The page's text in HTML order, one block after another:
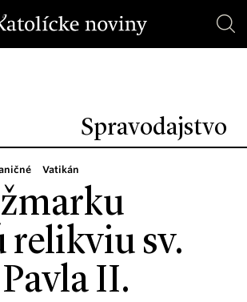
Spravodajstvo
Vatikán
relikviu sv.
Pavla II.